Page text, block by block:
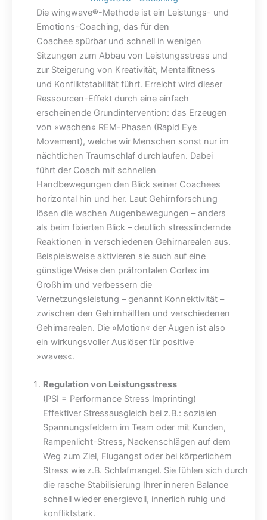
Die wingwave®-Methode ist ein Leistungs- und
Emotions-Coaching, das für den
Coachee spürbar und schnell in wenigen
Sitzungen zum Abbau von Leistungsstress und
zur Steigerung von Kreativität, Mentalfitness
und Konfliktstabilität führt. Erreicht wird dieser
Ressourcen-Effekt durch eine einfach
erscheinende Grundintervention: das Erzeugen
von »wachen« REM-Phasen (Rapid Eye
Movement), welche wir Menschen sonst nur im
nächtlichen Traumschlaf durchlaufen. Dabei
führt der Coach mit schnellen
Handbewegungen den Blick seiner Coachees
horizontal hin und her. Laut Gehirnforschung
lösen die wachen Augenbewegungen – anders
als beim fixierten Blick – deutlich stresslindernde
Reaktionen in verschiedenen Gehirnarealen aus.
Beispielsweise aktivieren sie auch auf eine
günstige Weise den präfrontalen Cortex im
Großhirn und verbessern die
Vernetzungsleistung – genannt Konnektivität –
zwischen den Gehirnhälften und verschiedenen
Gehirnarealen. Die »Motion« der Augen ist also
ein wirkungsvoller Auslöser für positive
»waves«.
Regulation von Leistungsstress
(PSI = Performance Stress Imprinting)
Effektiver Stressausgleich bei z.B.: sozialen
Spannungsfeldern im Team oder mit Kunden,
Rampenlicht-Stress, Nackenschlägen auf dem
Weg zum Ziel, Flugangst oder bei körperlichem
Stress wie z.B. Schlafmangel. Sie fühlen sich durch
die rasche Stabilisierung Ihrer inneren Balance
schnell wieder energievoll, innerlich ruhig und
konfliktstark.